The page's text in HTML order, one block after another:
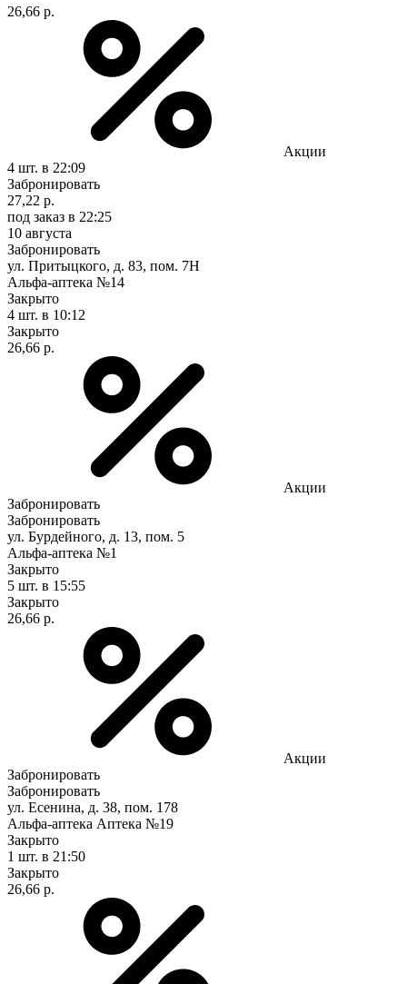
26,66 р.
Акции
4 шт. в 22:09
Забронировать
27,22 р.
под заказ в 22:25
10 августа
Забронировать
ул. Притыцкого, д. 83, пом. 7Н
Альфа-аптека №14
Закрыто
4 шт. в 10:12
Закрыто
26,66 р.
Акции
Забронировать
Забронировать
ул. Бурдейного, д. 13, пом. 5
Альфа-аптека №1
Закрыто
5 шт. в 15:55
Закрыто
26,66 р.
Акции
Забронировать
Забронировать
ул. Есенина, д. 38, пом. 178
Альфа-аптека Аптека №19
Закрыто
1 шт. в 21:50
Закрыто
26,66 р.